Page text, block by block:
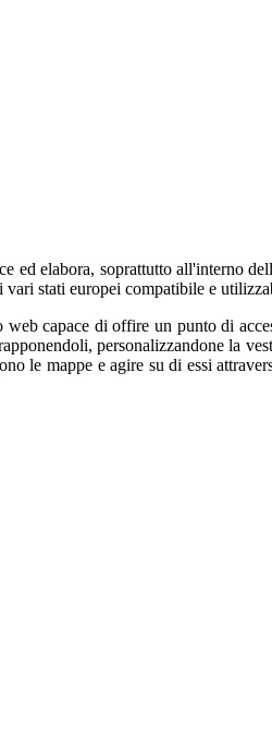
ed elabora, soprattutto all'interno
stati europei compatibile e
capace di offire un punto di
personalizzandone la
le mappe e agire su di essi